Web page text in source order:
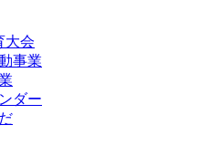
大会
事業
ダー